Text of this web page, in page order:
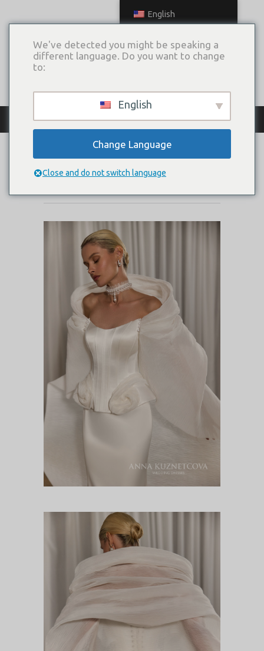
КАТАЛОГ ПЛАТЬЕВ
ЗАГАДКА (КЕЙП)
English
We've detected you might be speaking a
different language. Do you want to change
to:
English
Change Language
Close and do not switch language